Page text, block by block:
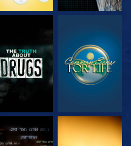
צפה צפה